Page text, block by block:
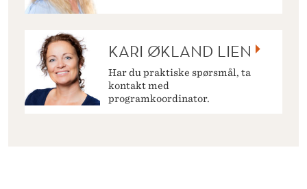
KARI ØKLAND LIEN
Har du praktiske spørsmål, ta
kontakt med
programkoordinator.